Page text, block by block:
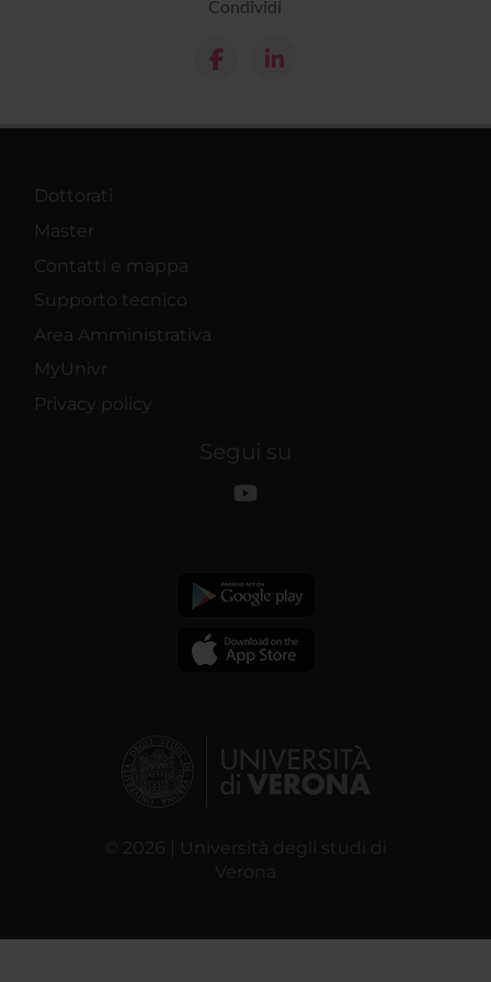
Condividi
Dottorati
Master
Contatti e mappa
Supporto tecnico
Area Amministrativa
MyUnivr
Privacy policy
Segui su
© 2026 | Università degli studi di
Verona